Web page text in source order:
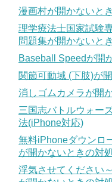
漫画村が開かないと
理学療法士国家試験
問題集が開かないと
Baseball Speedが開
関節可動域 (下肢)が
消しゴムカメラが開
三国志バトルウォー
法(iPhone対応)
無料iPhoneダウンロ
が開かないときの対
浮気させてください